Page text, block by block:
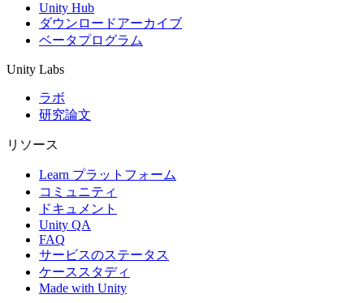
Unity Hub
ダウンロードアーカイブ
ベータプログラム
Unity Labs
ラボ
研究論文
リソース
Learn プラットフォーム
コミュニティ
ドキュメント
Unity QA
FAQ
サービスのステータス
ケーススタディ
Made with Unity